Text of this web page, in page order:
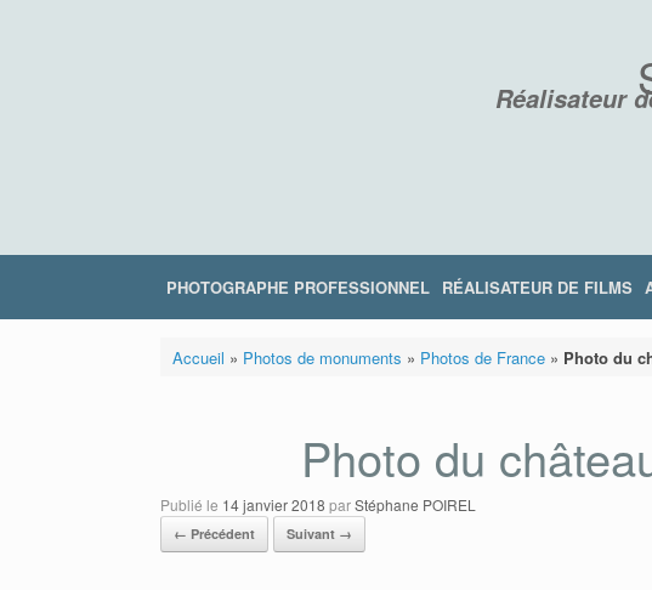
Réalisateur
PHOTOGRAPHE PROFESSIONNEL RÉALISATEUR DE FILMS
Accueil » Photos de monuments » Photos de France» Photo du
Photo du
Publié le 14 janvier 2018 parStéphane POIREL
← Précédent Suivant →